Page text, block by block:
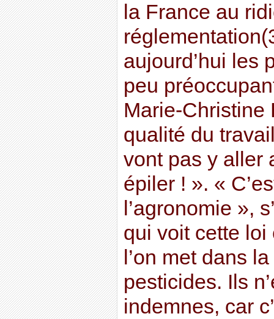
la France au
aujourd’hui les
peu
Marie-Christine
qualité du
vont pas y aller
épiler ! ». «
l’agronomie »,
qui voit cette
l’on met dans
pesticides. Ils
indemnes, car